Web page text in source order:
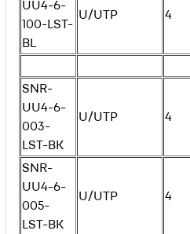
UU4-6-
100-LST-
BL
U/UTP 4
SNR-
UU4-6-
003-
LST-BK
U/UTP 4
SNR-
UU4-6-
005-
LST-BK
U/UTP 4